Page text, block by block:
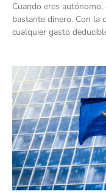
Cuando eres
bastante dinero. Con la
cualquier gasto